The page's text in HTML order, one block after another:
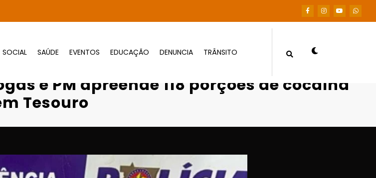
SOCIAL SAÚDE EVENTOS EDUCAÇÃO DENUNCIA TRÂNSITO
de drogas e PM apreende 118 porções de cocaína em Tesouro
e PM apreende 118 porções de cocaína
Tesouro